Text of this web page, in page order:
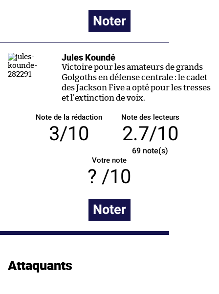
Noter
Jules Koundé
Victoire pour les amateurs de grands
Golgoths en défense centrale : le cadet
des Jackson Five a opté pour les tresses
et l’extinction de voix.
Note de la rédaction
3/10
Note des lecteurs
2.7/10
69 note(s)
Votre note
/10
Noter
Attaquants